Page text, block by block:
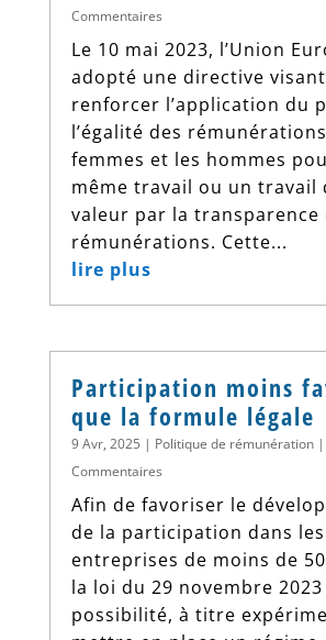
Commentaires
Le 10 mai 2023, l’Union
adopté une directive
renforcer l’application du
l’égalité des
femmes et les hommes
même travail ou un travail
valeur par la transparence
rémunérations. Cette...
lire plus
Participation moins
que la formule légale
9 Avr, 2025 | Politique de rémunération|
Commentaires
Afin de favoriser le
de la participation dans les
entreprises de moins de
la loi du 29 novembre
possibilité, à titre